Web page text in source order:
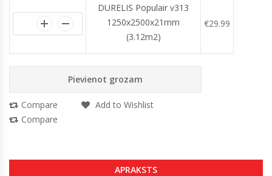
DURELIS Populair v313
1250x2500x21mm
(3.12m2)
€29.99
Pievienot grozam
Compare
Add to Wishlist
Compare
APRAKSTS